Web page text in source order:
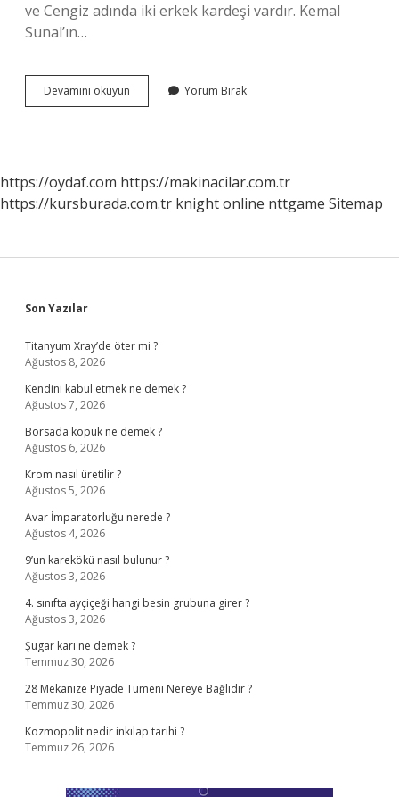
ve Cengiz adında iki erkek kardeşi vardır. Kemal
Sunal’ın…
Devamını okuyun
Sunal
Yorum Bırak
https://oydaf.com https://makinacilar.com.tr
https://kursburada.com.tr knight online nttgame Sitemap
Sidebar
Son Yazılar
Titanyum Xray’de öter mi ?
Ağustos 8, 2026
Kendini kabul etmek ne demek ?
Ağustos 7, 2026
Borsada köpük ne demek ?
Ağustos 6, 2026
Krom nasıl üretilir ?
Ağustos 5, 2026
Avar İmparatorluğu nerede ?
Ağustos 4, 2026
9’un karekökü nasıl bulunur ?
Ağustos 3, 2026
4. sınıfta ayçiçeği hangi besin grubuna girer ?
Ağustos 3, 2026
Şugar karı ne demek ?
Temmuz 30, 2026
28 Mekanize Piyade Tümeni Nereye Bağlıdır ?
Temmuz 30, 2026
Kozmopolit nedir inkılap tarihi ?
Temmuz 26, 2026